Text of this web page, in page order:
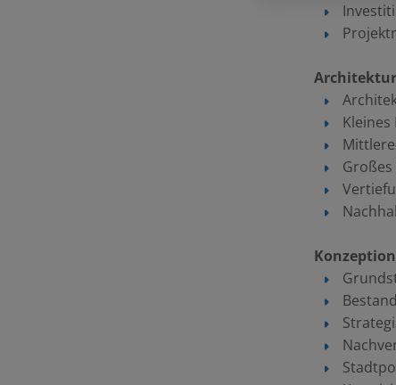
Architektur
Kleines
Konzeption